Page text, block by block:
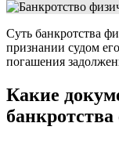
Суть банкротства
признании судом
погашения
Какие